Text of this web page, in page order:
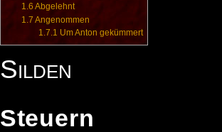
1.6 Abgelehnt
1.7 Angenommen
1.7.1 Um Anton gekümmert
Silden
Steuern